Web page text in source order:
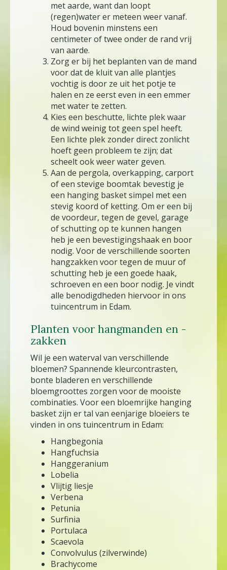
met aarde, want dan loopt
(regen)water er meteen weer vanaf.
Houd bovenin minstens een
centimeter of twee onder de rand vrij
van aarde.
Zorg er bij het beplanten van de mand
voor dat de kluit van alle plantjes
vochtig is door ze uit het potje te
halen en ze eerst even in een emmer
met water te zetten.
Kies een beschutte, lichte plek waar
de wind weinig tot geen spel heeft.
Een lichte plek zonder direct zonlicht
hoeft geen probleem te zijn; dat
scheelt ook weer water geven.
Aan de pergola, overkapping, carport
of een stevige boomtak bevestig je
een hanging basket simpel met een
stevig koord of ketting. Om er een bij
de voordeur, tegen de gevel, garage
of schutting op te kunnen hangen
heb je een bevestigingshaak en boor
nodig. Voor de verschillende soorten
hangzakken voor tegen de muur of
schutting heb je een goede haak,
schroeven en een boor nodig. Je vindt
alle benodigdheden hiervoor in ons
tuincentrum in Edam.
Planten voor hangmanden en -
zakken
Wil je een waterval van verschillende
bloemen? Spannende kleurcontrasten,
bonte bladeren en verschillende
bloemgroottes zorgen voor de mooiste
combinaties. Voor een bloemrijke hanging
basket zijn er tal van eenjarige bloeiers te
vinden in ons tuincentrum in Edam:
Hangbegonia
Hangfuchsia
Hanggeranium
Lobelia
Vlijtig liesje
Verbena
Petunia
Surfinia
Portulaca
Scaevola
Convolvulus (zilverwinde)
Brachycome